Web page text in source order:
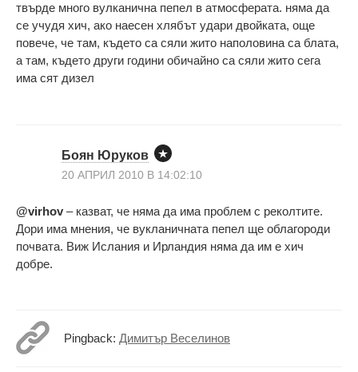
твърде много вулканична пепел в атмосферата. няма да
се учудя хич, ако наесен хлябът удари двойката, още
повече, че там, където са сяли жито наполовина са блата,
а там, където други години обичайно са сяли жито сега
има сят дизел
Боян Юруков
20 АПРИЛ 2010 В 14:02:10
@virhov – казват, че няма да има проблем с реколтите.
Дори има мнения, че вукланичната пепел ще облагороди
почвата. Виж Ислания и Ирландия няма да им е хич
добре.
Pingback: Димитър Веселинов